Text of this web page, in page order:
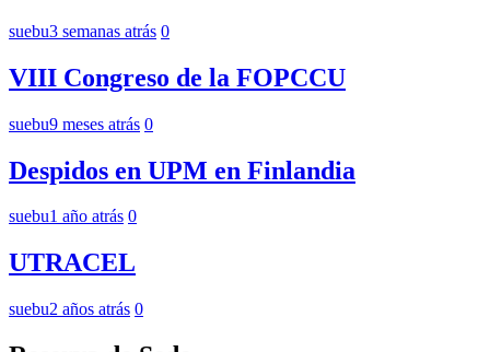
suebu3 semanas atrás 0
VIII Congreso de la FOPCCU
suebu9 meses atrás 0
Despidos en UPM en Finlandia
suebu1 año atrás 0
UTRACEL
suebu2 años atrás 0